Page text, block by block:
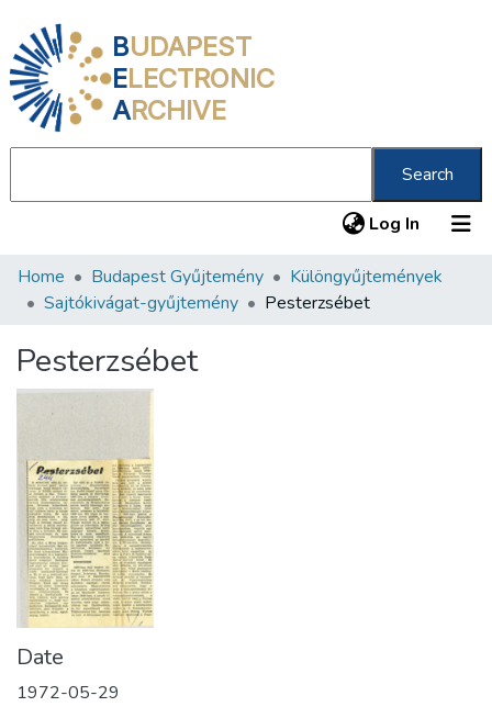
BUDAPEST
ELECTRONIC
ARCHIVE
Search
Log In (current)
Communities & Collections
Statistics
About us
Home Budapest Gyűjtemény
Különgyűjtemények
Sajtókivágat-gyűjtemény
Pesterzsébet
Pesterzsébet
Date
1972-05-29